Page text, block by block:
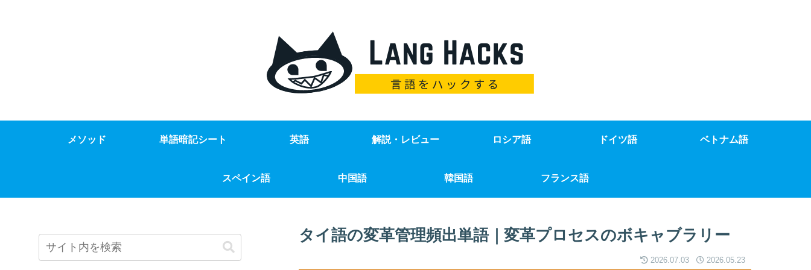
メソッド 単語暗記シート 英語 解説・レビュー ロシア語 ドイツ語 ベトナム語
スペイン語 中国語 韓国語 フランス語
タイ語の変革管理頻出単語｜変革プロセスのボキャブラリー
2026.07.03 2026.05.23